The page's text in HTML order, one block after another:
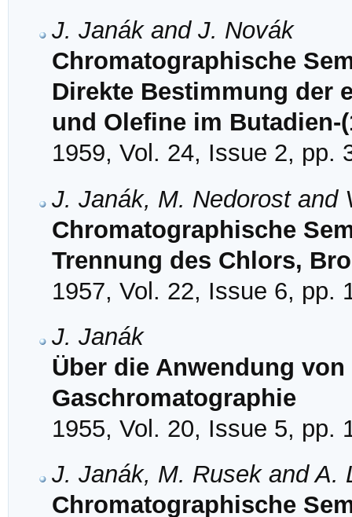
J. Janák and J. Novák
Chromatographische
Direkte Bestimmung der
und Olefine im Butadien-
1959, Vol. 24, Issue 2, pp.
J. Janák, M. Nedorost and
Chromatographische
Trennung des Chlors,
1957, Vol. 22, Issue 6, pp.
J. Janák
Über die Anwendung
Gaschromatographie
1955, Vol. 20, Issue 5, pp.
J. Janák, M. Rusek and A.
Chromatographische